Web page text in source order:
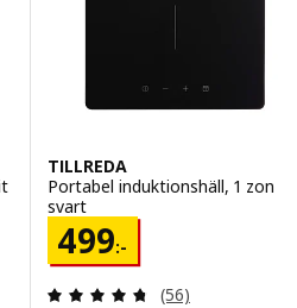
5 stjärnor. Totalt antal
TILLREDA
Portabel induktionshäll, 1 zon
svart
499:-
Pris 499:-
Recensera:
(56)